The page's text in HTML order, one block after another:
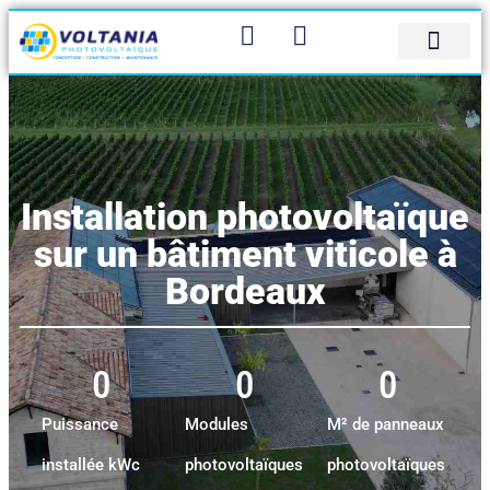
Panneau de gestion des cookies
Installation photovoltaïque
sur un bâtiment viticole à
Bordeaux
Puissance
installée kWc
0
Modules
photovoltaïques
0
M² de panneaux
photovoltaïques
0